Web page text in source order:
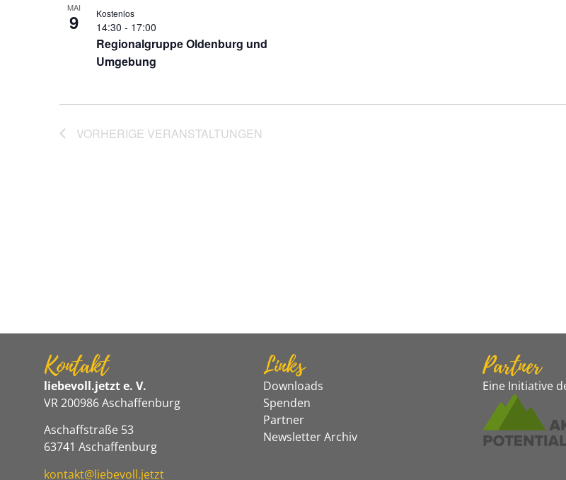
MAI
9
Regionalgruppe Oldenburg und
Umgebung
14:30 - 17:00
Kostenlos
VORHERIGE VERANSTALTUNGEN
Kontakt
liebevoll.jetzt e. V.
VR 200986 Aschaffenburg
Aschaffstraße 53
63741 Aschaffenburg
kontakt@liebevoll.jetzt
Links
Downloads
Spenden
Partner
Newsletter Archiv
Partner
Eine Initiative